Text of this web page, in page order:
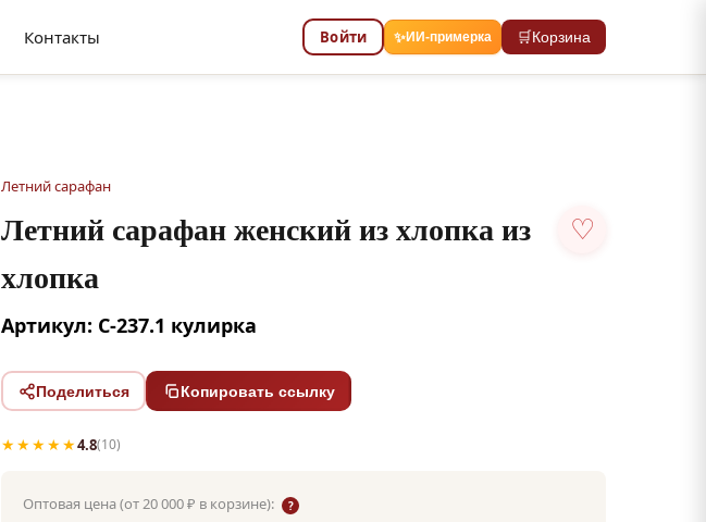
Контакты Войти ✨ИИ-примерка 🛒Корзина
Летний сарафан
Летний сарафан женский из хлопка из
хлопка
♡
Артикул: С-237.1 кулирка
Поделиться Копировать ссылку
★★★★★4.8(10)
Оптовая цена (от 20 000 ₽ в корзине): ?